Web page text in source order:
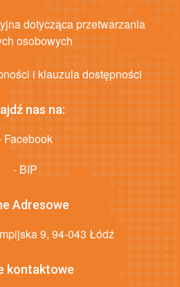
dotycząca przetwarzania
osobowych
i klauzula dostępności
nas na:
Facebook
- BIP
Adresowe
9, 94-043 Łódź
kontaktowe